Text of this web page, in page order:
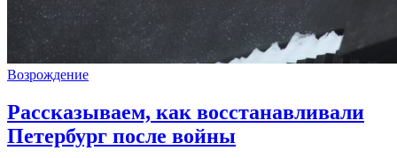
Возрождение
Рассказываем, как восстанавливали
Петербург после войны